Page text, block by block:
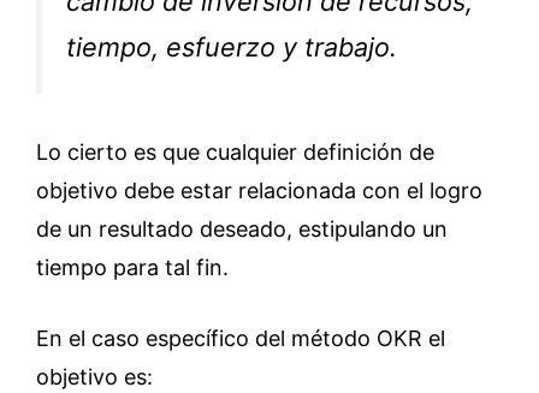
tiempo, esfuerzo y trabajo.
Lo cierto es que cualquier definición de
objetivo debe estar relacionada con el logro
de un resultado deseado, estipulando un
tiempo para tal fin.
En el caso específico del método OKR el
objetivo es: